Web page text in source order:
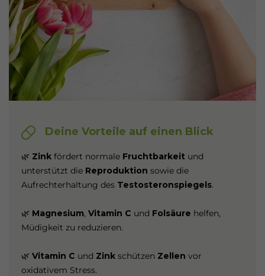
Deine Vorteile auf einen Blick
🌿 Zinkfördert normale Fruchtbarkeit und
unterstützt die Reproduktion sowie die
Aufrechterhaltung des Testosteronspiegels.
🌿 Magnesium, Vitamin C und Folsäure helfen,
Müdigkeit zu reduzieren.
🌿 Vitamin C und Zink schützen Zellen vor
oxidativem Stress.